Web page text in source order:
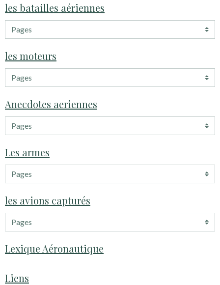
les batailles aériennes
les moteurs
Anecdotes aeriennes
Les armes
les avions capturés
Lexique Aéronautique
Liens